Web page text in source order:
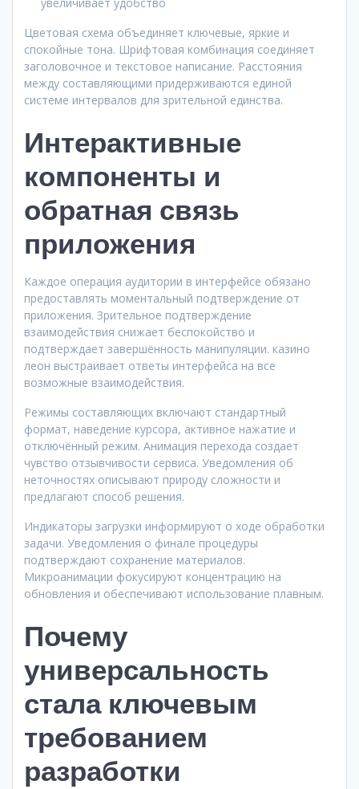
Цветовая схема объединяет ключевые, яркие и
спокойные тона. Шрифтовая комбинация соединяет
заголовочное и текстовое написание. Расстояния
между составляющими придерживаются единой
системе интервалов для зрительной единства.
Интерактивные
компоненты и
обратная связь
приложения
Каждое операция аудитории в интерфейсе обязано
предоставлять моментальный подтверждение от
приложения. Зрительное подтверждение
взаимодействия снижает беспокойство и
подтверждает завершённость манипуляции. казино
леон выстраивает ответы интерфейса на все
возможные взаимодействия.
Режимы составляющих включают стандартный
формат, наведение курсора, активное нажатие и
отключённый режим. Анимация перехода создает
чувство отзывчивости сервиса. Уведомления об
неточностях описывают природу сложности и
предлагают способ решения.
Индикаторы загрузки информируют о ходе обработки
задачи. Уведомления о финале процедуры
подтверждают сохранение материалов.
Микроанимации фокусируют концентрацию на
обновления и обеспечивают использование плавным.
Почему
универсальность
стала ключевым
требованием
разработки